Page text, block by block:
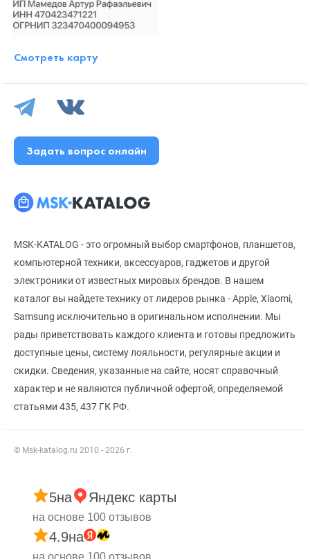
MSK-KATALOG - это огромный выбор смартфонов, планшетов,
компьютерной техники, аксессуаров, гаджетов и другой
электроники от известных мировых брендов. В нашем
каталог вы найдете технику от лидеров рынка - Apple, Xiaomi,
Samsung исключительно в оригинальном исполнении. Мы
рады приветствовать каждого клиента и готовы предложить
доступные цены, систему лояльности, регулярные акции и
скидки. Сведения, указанные на сайте, носят справочный
характер и не являются публичной офертой, определяемой
статьями 435, 437 ГК РФ.
© Msk-katalog.ru 2010 - 2026 г.
Смотреть карту
Задать вопрос онлайн
5на Яндекс карты
на основе 100 отзывов
4.9на
на основе 100 отзывов